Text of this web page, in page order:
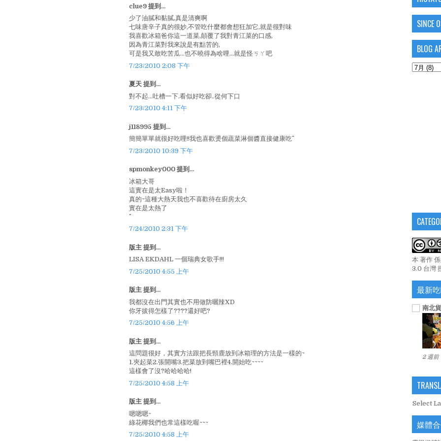
clue9 提到...
少了油膩和黏膩,真是清爽啊
七味唐辛子真的很妙,不管吃什麼都會想狂加它,就是很對味
我喜歡冰箱爸你這一道菜,顛覆了我對青江菜的口感,
因為青江菜對我來說是有點苦的,
可是我又敢吃苦瓜...也不曉得為啥哩...就是怪ㄎㄚ吧
7/23/2010 2:08 下午
夏天 提到...
對不起...吐槽一下.看似好吃卻..從何下口
7/23/2010 4:11 下午
j118995 提到...
簡簡單單就很好吃哩!!我也喜歡燙個蔬菜淋個醬直接健康吃^^
7/23/2010 10:39 下午
spmonkey000 提到...
冰箱大哥
這實在是太Easy啦！
真的~這種大熱天我也不喜歡待在廚房太久
實在是太熱了
7/24/2010 2:31 下午
版主 提到...
LISA EKDAHL 一個瑞典女歌手!!!
7/25/2010 4:55 上午
版主 提到...
我都沒在出門其實也不用做防曬辣XD
你牙拔得怎樣了????還好吧?
7/25/2010 4:56 上午
版主 提到...
這問題很好，其實方法跟把長頸鹿放到冰箱理的方法是一樣的~
1.夾起菜2.張開嘴3.把菜放到嘴巴裡4.開始吃~~~~
這樣會了沒?哈哈哈哈!
7/25/2010 4:58 上午
版主 提到...
嗯嗯嗯~
綠花椰我們也常這樣吃喔~~~
7/25/2010 4:58 上午
SINCE
BLOG
本 著作
3.0 台灣
最新
南北
2 週前
Select
媒體